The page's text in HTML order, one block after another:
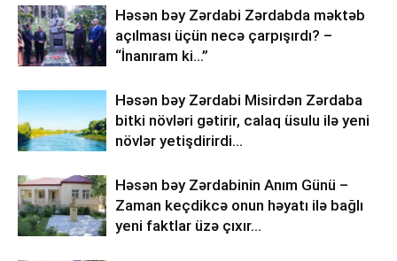
Həsən bəy Zərdabi Zərdabda məktəb
açılması üçün necə çarpışırdı? –
“İnanıram ki…”
Həsən bəy Zərdabi Misirdən Zərdaba
bitki növləri gətirir, calaq üsulu ilə yeni
növlər yetişdirirdi…
Həsən bəy Zərdabinin Anım Günü –
Zaman keçdikcə onun həyatı ilə bağlı
yeni faktlar üzə çıxır…